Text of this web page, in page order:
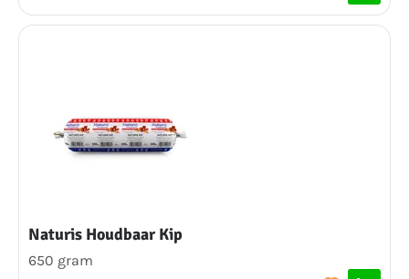
Naturis Houdbaar Kip
650 gram